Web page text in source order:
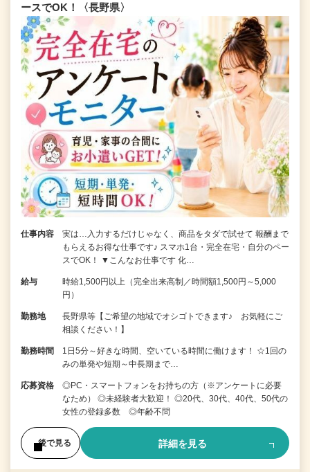
ースでOK！〈長野県〉
仕事内容
実は…入力するだけじゃなく、商品をタダで試せて 報酬まで
もらえるお得な仕事です♪ スマホ1台・完全在宅・自分のペー
スでOK！ ▼こんなお仕事です 化…
給与
時給1,500円以上（完全出来高制／時間額1,500円～5,000
円）
勤務地
長野県等【ご希望の地域でオシゴトできます♪ お気軽にご
相談ください！】
勤務時間
1日5分～好きな時間、空いている時間に働けます！ ☆1回の
みの単発や短期～中長期まで…
応募資格
◎PC・スマートフォンをお持ちの方（※アンケートに必要
なため） ◎未経験者大歓迎！ ◎20代、30代、40代、50代の
女性の登録多数 ◎年齢不問
後で見る 詳細を見る